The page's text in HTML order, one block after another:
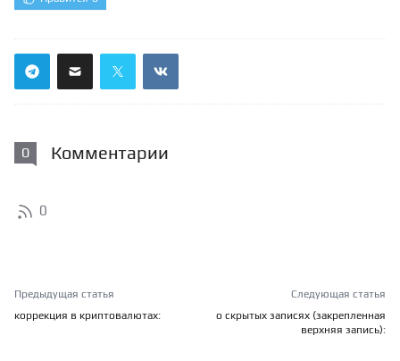
0 Комментарии
0
Предыдущая статья
коррекция в криптовалютах:
Следующая статья
о скрытых записях (закрепленная
верхняя запись):